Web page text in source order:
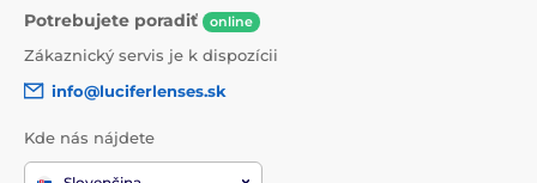
Potrebujete poradiť online
Zákaznický servis je k dispozícii
info@luciferlenses.sk
Kde nás nájdete